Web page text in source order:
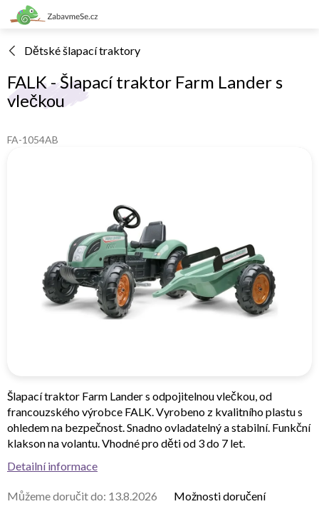
Přejít
na
Dětské šlapací traktory
FALK - Šlapací traktor Farm Lander s
vlečkou
FA-1054AB
Můžeme doručit do: 13.8.2026 Možnosti doručení
Šlapací traktor Farm Lander s odpojitelnou vlečkou, od
francouzského výrobce FALK. Vyrobeno z kvalitního plastu s
ohledem na bezpečnost. Snadno ovladatelný a stabilní. Funkční
klakson na volantu. Vhodné pro děti od 3 do 7 let.
Detailní informace